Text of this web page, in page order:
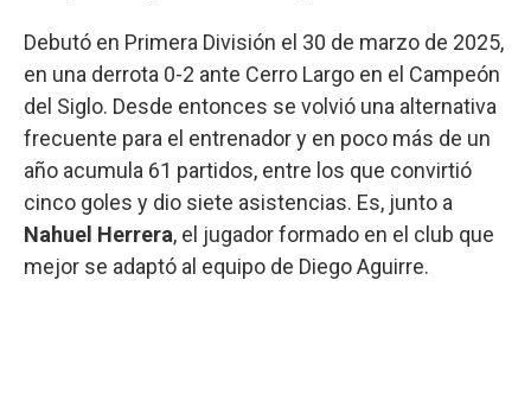
Debutó en Primera División el 30 de marzo de 2025,
en una derrota 0-2 ante Cerro Largo en el Campeón
del Siglo. Desde entonces se volvió una alternativa
frecuente para el entrenador y en poco más de un
año acumula 61 partidos, entre los que convirtió
cinco goles y dio siete asistencias. Es, junto a
Nahuel Herrera, el jugador formado en el club que
mejor se adaptó al equipo de Diego Aguirre.